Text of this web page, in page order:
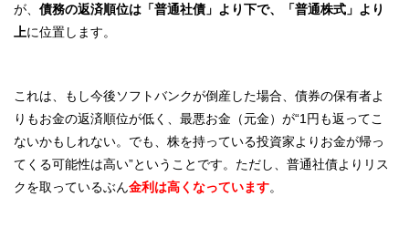
が、 債務の返済順位は「普通社債」より下で、「普通株式」より
上に位置します。
これは、もし今後ソフトバンクが倒産した場合、債券の保有者よ
りもお金の返済順位が低く、最悪お金（元金）が“1円も返ってこ
ないかもしれない。でも、株を持っている投資家よりお金が帰っ
てくる可能性は高い”ということです。ただし、普通社債よりリス
クを取っているぶん金利は高くなっています。